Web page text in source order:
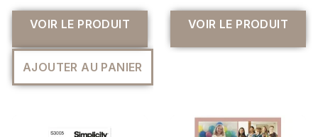
VOIR LE PRODUIT
AJOUTER AU PANIER
VOIR LE PRODUIT